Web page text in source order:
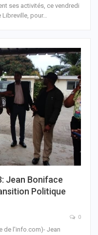
ses activités, ce vendredi
Libreville, pour…
Jean Boniface
Politique
0
de l'info.com)- Jean